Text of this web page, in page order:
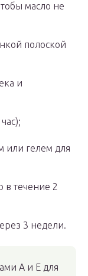
масло не
полоской
и
или гелем для
в течение 2
3 недели.
А и Е для